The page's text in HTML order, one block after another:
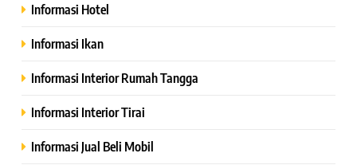
Informasi Hotel
Informasi Ikan
Informasi Interior Rumah Tangga
Informasi Interior Tirai
Informasi Jual Beli Mobil